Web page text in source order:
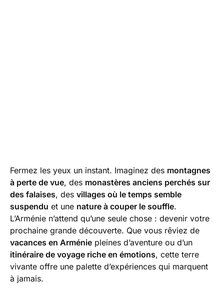
Fermez les yeux un instant. Imaginez des montagnes
à perte de vue, des monastères anciens perchés sur
des falaises, des villages où le temps semble
suspendu et une nature à couper le souffle.
L’Arménie n’attend qu’une seule chose : devenir votre
prochaine grande découverte. Que vous rêviez de
vacances en Arménie pleines d’aventure ou d’un
itinéraire de voyage riche en émotions, cette terre
vivante offre une palette d’expériences qui marquent
à jamais.